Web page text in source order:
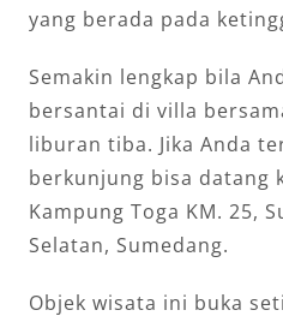
yang berada pada
Semakin lengkap bila
bersantai di villa
liburan tiba. Jika Anda
berkunjung bisa datang
Kampung Toga KM. 25,
Selatan, Sumedang.
Objek wisata ini buka